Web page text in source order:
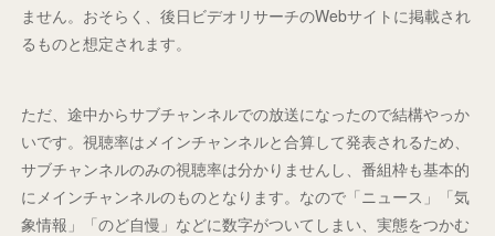
ません。おそらく、後日ビデオリサーチのWebサイトに掲載され
るものと想定されます。
ただ、途中からサブチャンネルでの放送になったので結構やっか
いです。視聴率はメインチャンネルと合算して発表されるため、
サブチャンネルのみの視聴率は分かりませんし、番組枠も基本的
にメインチャンネルのものとなります。なので「ニュース」「気
象情報」「のど自慢」などに数字がついてしまい、実態をつかむ